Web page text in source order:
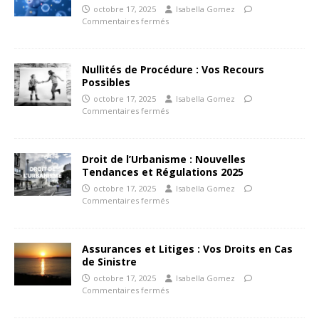
octobre 17, 2025
Isabella Gomez
Commentaires fermés
Nullités de Procédure : Vos Recours
Possibles
octobre 17, 2025
Isabella Gomez
Commentaires fermés
Droit de l’Urbanisme : Nouvelles
Tendances et Régulations 2025
octobre 17, 2025
Isabella Gomez
Commentaires fermés
Assurances et Litiges : Vos Droits en Cas
de Sinistre
octobre 17, 2025
Isabella Gomez
Commentaires fermés